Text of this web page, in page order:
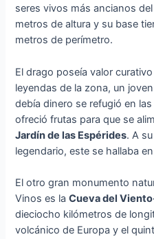
seres vivos más ancianos
metros de altura y su base
metros de perímetro.
El drago poseía valor
leyendas de la zona, un
debía dinero se refugió en
ofreció frutas para que se
Jardín de las Espérides. A
legendario, este se hallaba
El otro gran monumento
Vinos es laCueva del
dieciocho kilómetros de
volcánico de Europa y el